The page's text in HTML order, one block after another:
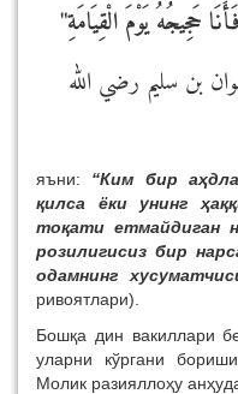
حَجِيجُهُ يَوْمَ الْقِيَامَةِ"
بن سليم رضي الله
яъни: “Ким бир
қилса ёки унинг
тоқати етмайдиган
розилигисиз бир
одамнинг
ривоятлари).
Бошқа дин вакиллари
уларни кўргани
Молик разияллоҳу